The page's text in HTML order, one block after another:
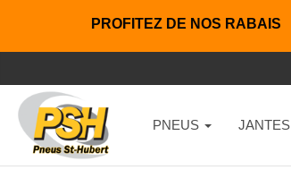
PROFITEZ DE NOS RABAIS
PNEUS JANTES